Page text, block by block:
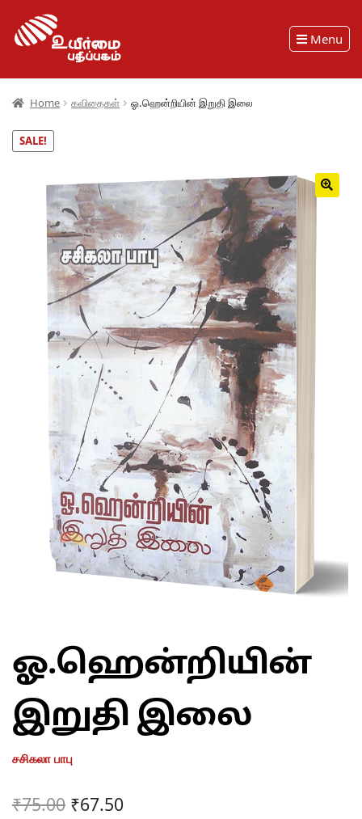
Menu
Home கவிதைகள் ஓ.ஹென்றியின் இறுதி இலை
SALE!
ஓ.ஹென்றியின்
இறுதி இலை
சசிகலா பாபு
₹75.00 Original
₹67.50